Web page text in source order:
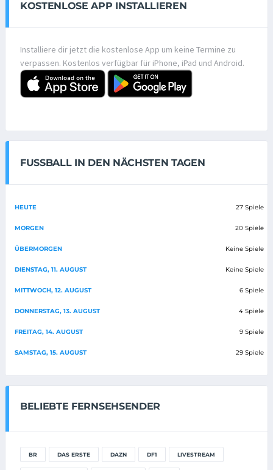
KOSTENLOSE APP INSTALLIEREN
Installiere dir jetzt die kostenlose App um keine Termine zu
verpassen. Kostenlos verfügbar für iPhone, iPad und Android.
FUSSBALL IN DEN NÄCHSTEN TAGEN
HEUTE 27 Spiele
MORGEN 20 Spiele
ÜBERMORGEN Keine Spiele
DIENSTAG, 11. AUGUST Keine Spiele
MITTWOCH, 12. AUGUST 6 Spiele
DONNERSTAG, 13. AUGUST 4 Spiele
FREITAG, 14. AUGUST 9 Spiele
SAMSTAG, 15. AUGUST 29 Spiele
BELIEBTE FERNSEHSENDER
BR DAS ERSTE DAZN DF1 LIVESTREAM